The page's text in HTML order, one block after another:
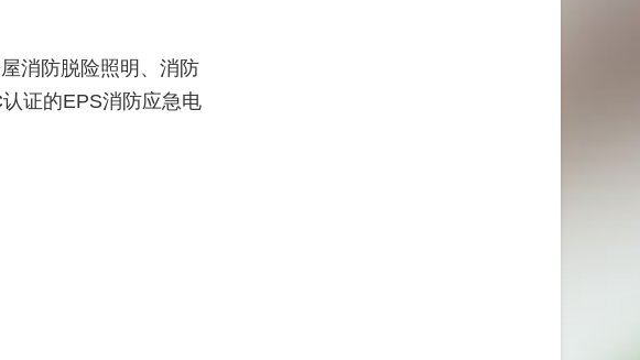
消防脱险照明、消防
证的EPS消防应急电